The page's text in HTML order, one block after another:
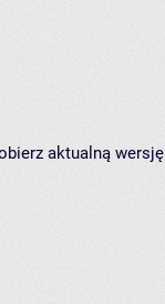
aktualną wersję